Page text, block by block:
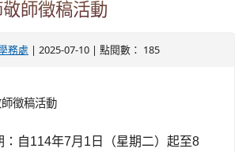
敬師徵稿活動
務處 | 2025-07-10 | 點閱數： 185
徵稿活動
：自114年7月 1 日（星期二）起至8